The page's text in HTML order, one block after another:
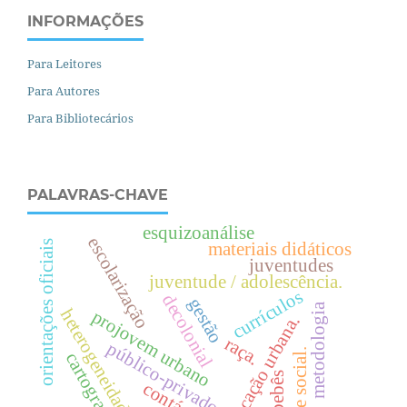
INFORMAÇÕES
Para Leitores
Para Autores
Para Bibliotecários
PALAVRAS-CHAVE
currículos
projovem urbano
juventude / adolescência.
.
.
raça.
gestão
juventudes
escolarização
heterogeneidade
materiais didáticos
público-privado
esquizoanálise
decolonial
bebês
cartografia
orientações oficiais metodologia